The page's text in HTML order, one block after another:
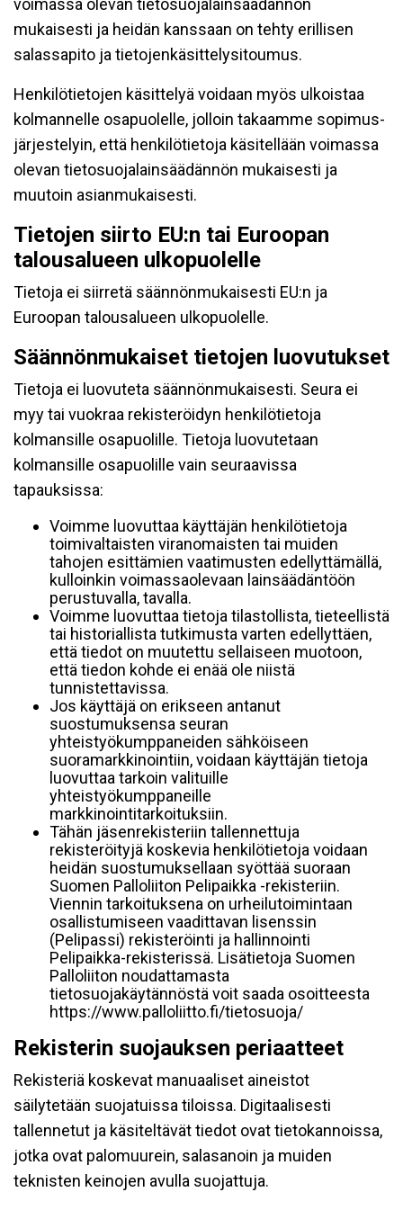
voimassa olevan tietosuojalainsäädännön
mukaisesti ja heidän kanssaan on tehty erillisen
salassapito ja tietojenkäsittelysitoumus.
Henkilötietojen käsittelyä voidaan myös ulkoistaa
kolmannelle osapuolelle, jolloin takaamme sopimus-
järjestelyin, että henkilötietoja käsitellään voimassa
olevan tietosuojalainsäädännön mukaisesti ja
muutoin asianmukaisesti.
Tietojen siirto EU:n tai Euroopan
talousalueen ulkopuolelle
Tietoja ei siirretä säännönmukaisesti EU:n ja
Euroopan talousalueen ulkopuolelle.
Säännönmukaiset tietojen luovutukset
Tietoja ei luovuteta säännönmukaisesti. Seura ei
myy tai vuokraa rekisteröidyn henkilötietoja
kolmansille osapuolille. Tietoja luovutetaan
kolmansille osapuolille vain seuraavissa
tapauksissa:
Voimme luovuttaa käyttäjän henkilötietoja
toimivaltaisten viranomaisten tai muiden
tahojen esittämien vaatimusten edellyttämällä,
kulloinkin voimassaolevaan lainsäädäntöön
perustuvalla, tavalla.
Voimme luovuttaa tietoja tilastollista, tieteellistä
tai historiallista tutkimusta varten edellyttäen,
että tiedot on muutettu sellaiseen muotoon,
että tiedon kohde ei enää ole niistä
tunnistettavissa.
Jos käyttäjä on erikseen antanut
suostumuksensa seuran
yhteistyökumppaneiden sähköiseen
suoramarkkinointiin, voidaan käyttäjän tietoja
luovuttaa tarkoin valituille
yhteistyökumppaneille
markkinointitarkoituksiin.
Tähän jäsenrekisteriin tallennettuja
rekisteröityjä koskevia henkilötietoja voidaan
heidän suostumuksellaan syöttää suoraan
Suomen Palloliiton Pelipaikka -rekisteriin.
Viennin tarkoituksena on urheilutoimintaan
osallistumiseen vaadittavan lisenssin
(Pelipassi) rekisteröinti ja hallinnointi
Pelipaikka-rekisterissä. Lisätietoja Suomen
Palloliiton noudattamasta
tietosuojakäytännöstä voit saada osoitteesta
https://www.palloliitto.fi/tietosuoja/
Rekisterin suojauksen periaatteet
Rekisteriä koskevat manuaaliset aineistot
säilytetään suojatuissa tiloissa. Digitaalisesti
tallennetut ja käsiteltävät tiedot ovat tietokannoissa,
jotka ovat palomuurein, salasanoin ja muiden
teknisten keinojen avulla suojattuja.